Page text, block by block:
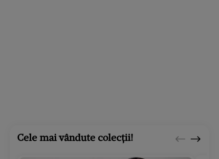
Cele mai vândute colecții!